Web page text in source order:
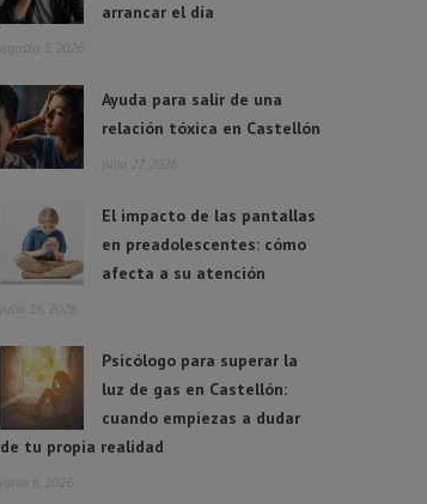
arrancar el día
agosto 3, 2026
Ayuda para salir de una
relación tóxica en Castellón
julio 27, 2026
El impacto de las pantallas
en preadolescentes: cómo
afecta a su atención
julio 16, 2026
Psicólogo para superar la
luz de gas en Castellón:
cuando empiezas a dudar
de tu propia realidad
junio 6, 2026